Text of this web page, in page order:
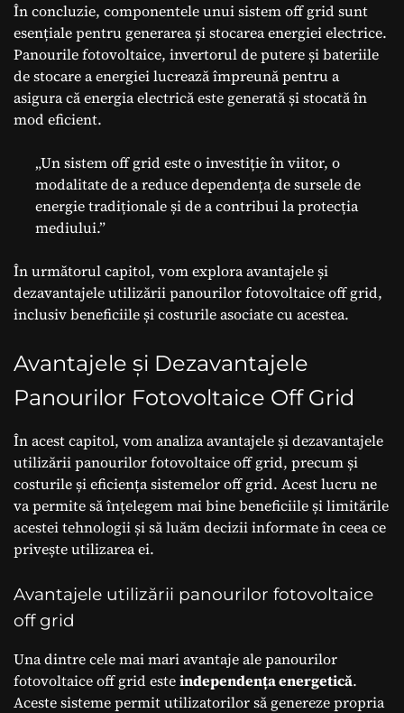
În concluzie, componentele unui sistem off grid sunt
esențiale pentru generarea și stocarea energiei electrice.
Panourile fotovoltaice, invertorul de putere și bateriile
de stocare a energiei lucrează împreună pentru a
asigura că energia electrică este generată și stocată în
mod eficient.
„Un sistem off grid este o investiție în viitor, o
modalitate de a reduce dependența de sursele de
energie tradiționale și de a contribui la protecția
mediului.”
În următorul capitol, vom explora avantajele și
dezavantajele utilizării panourilor fotovoltaice off grid,
inclusiv beneficiile și costurile asociate cu acestea.
Avantajele și Dezavantajele
Panourilor Fotovoltaice Off Grid
În acest capitol, vom analiza avantajele și dezavantajele
utilizării panourilor fotovoltaice off grid, precum și
costurile și eficiența sistemelor off grid. Acest lucru ne
va permite să înțelegem mai bine beneficiile și limitările
acestei tehnologii și să luăm decizii informate în ceea ce
privește utilizarea ei.
Avantajele utilizării panourilor fotovoltaice
off grid
Una dintre cele mai mari avantaje ale panourilor
fotovoltaice off grid esteindependența energetică.
Aceste sisteme permit utilizatorilor să genereze propria